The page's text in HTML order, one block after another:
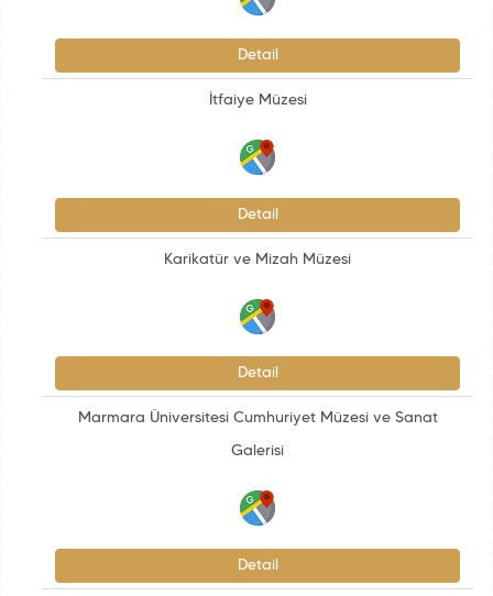
Detail
İtfaiye Müzesi
Detail
Karikatür ve Mizah Müzesi
Detail
Marmara Üniversitesi Cumhuriyet Müzesi ve Sanat
Galerisi
Detail